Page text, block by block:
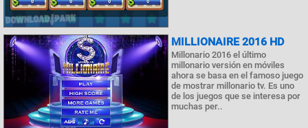
MILLIONAIRE 2016 HD
Millonario 2016 el último
millonario versión en móviles
ahora se basa en el famoso juego
de mostrar millonario tv. Es uno
de los juegos que se interesa por
muchas per..